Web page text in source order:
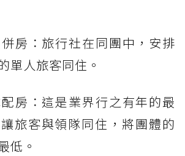
房：旅行社在同團中，安排
單人旅客同住。
房：這是業界行之有年的最
旅客與領隊同住，將團體的
低。